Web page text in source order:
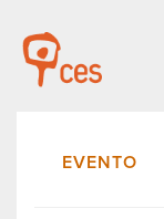
EVENTO